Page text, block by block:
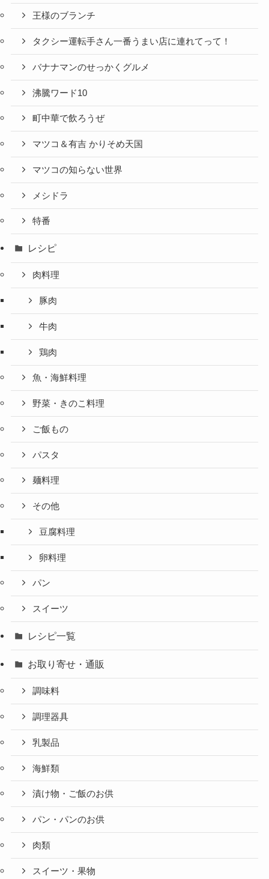
王様のブランチ
タクシー運転手さん一番うまい店に連れてって！
バナナマンのせっかくグルメ
沸騰ワード10
町中華で飲ろうぜ
マツコ＆有吉 かりそめ天国
マツコの知らない世界
メシドラ
特番
レシピ
肉料理
豚肉
牛肉
鶏肉
魚・海鮮料理
野菜・きのこ料理
ご飯もの
パスタ
麺料理
その他
豆腐料理
卵料理
パン
スイーツ
レシピ一覧
お取り寄せ・通販
調味料
調理器具
乳製品
海鮮類
漬け物・ご飯のお供
パン・パンのお供
肉類
スイーツ・果物